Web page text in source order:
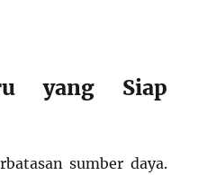
yang Siap
sumber daya.